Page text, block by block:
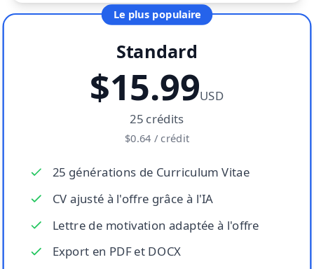
Le plus populaire
Standard
$15.99USD
25 crédits
$0.64 / crédit
25 générations de Curriculum Vitae
CV ajusté à l'offre grâce à l'IA
Lettre de motivation adaptée à l'offre
Export en PDF et DOCX